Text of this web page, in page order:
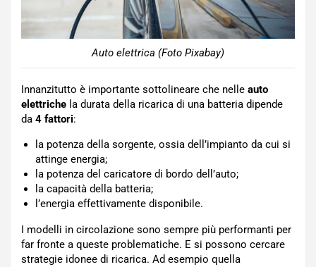
Auto elettrica (Foto Pixabay)
Innanzitutto è importante sottolineare che nelle auto
elettriche la durata della ricarica di una batteria dipende
da 4 fattori:
la potenza della sorgente, ossia dell’impianto da cui si
attinge energia;
la potenza del caricatore di bordo dell’auto;
la capacità della batteria;
l’energia effettivamente disponibile.
I modelli in circolazione sono sempre più performanti per
far fronte a queste problematiche. E si possono cercare
strategie idonee di ricarica. Ad esempio quella